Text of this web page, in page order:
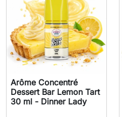
Arôme Concentré
Dessert Bar Lemon Tart
30 ml - Dinner Lady